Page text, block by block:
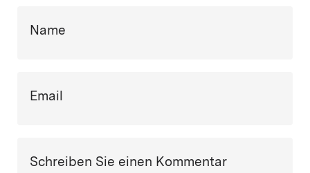
Name
Email
Schreiben Sie einen Kommentar